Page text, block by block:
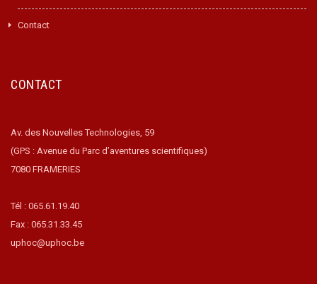
Contact
CONTACT
Av. des Nouvelles Technologies, 59
(GPS : Avenue du Parc d’aventures scientifiques)
7080 FRAMERIES
Tél : 065.61.19.40
Fax : 065.31.33.45
uphoc@uphoc.be